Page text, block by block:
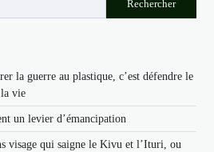
Rechercher
la guerre au plastique, c’est défendre le
vie
un levier d’émancipation
visage qui saigne le Kivu et l’Ituri, ou